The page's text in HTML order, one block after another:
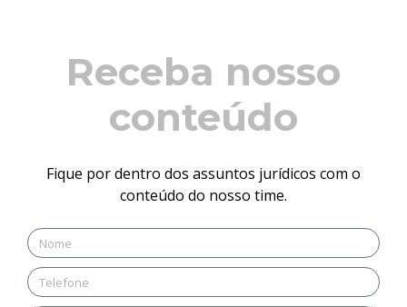
Receba nosso
conteúdo
Fique por dentro dos assuntos jurídicos com o
conteúdo do nosso time.